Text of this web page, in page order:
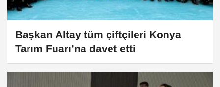
Başkan Altay tüm çiftçileri Konya
Tarım Fuarı’na davet etti